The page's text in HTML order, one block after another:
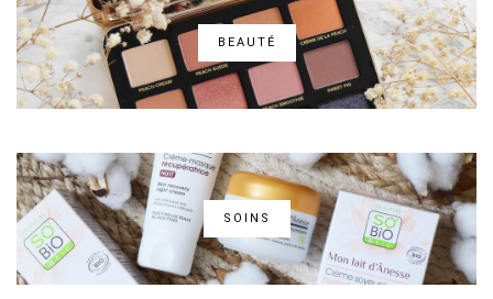
BEAUTÉ
SOINS